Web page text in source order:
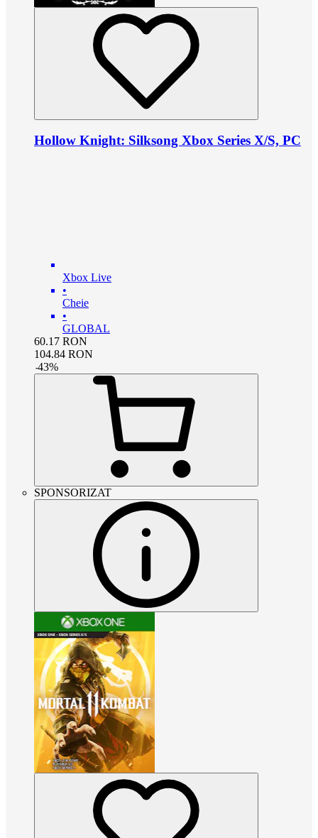
Hollow Knight: Silksong Xbox Series X/S, PC
Xbox Live
•
Cheie
•
GLOBAL
60.17 RON
104.84 RON
-43%
SPONSORIZAT